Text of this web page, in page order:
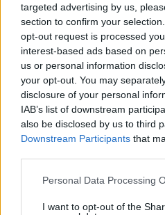
targeted advertising by us,
section to confirm your
opt-out request is processed
interest-based ads based on
us or personal information
your opt-out. You may
disclosure of your personal
IAB’s list of downstream
also be disclosed by us to third
Downstream Participants that
Please note that this website/
not limited to your visit or usage
Personal Data Processing
I want to opt-out of the
Αυτό που μένει να
εάν όντως το Ισραήλ
υβριδικό χτύπημα-κάτι
υπάρξει επίσημη
και με ποιον τρόπο. Ένα
παράδειγμα, είναι εάν η
Ουγγαρία αποτελεί
Μοσάντπου δούλευε
εντολή να χτυπήσει, ή
ισραηλινών μυστικών